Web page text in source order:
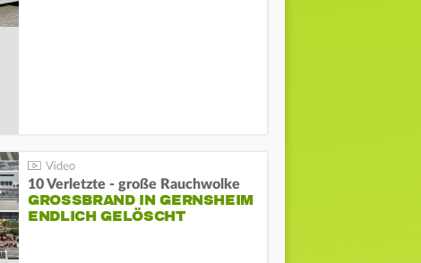
10 Verletzte - große Rauchwolke
GROSSBRAND IN GERNSHEIM E
NDLICH GELÖSCHT